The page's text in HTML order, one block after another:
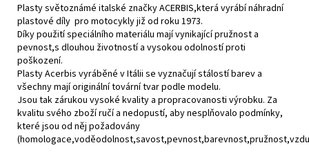
Plasty světoznámé italské značky ACERBIS,která vyrábí náhradní
plastové díly pro motocykly již od roku 1973.
Díky použití speciálního materiálu mají vynikající pružnost a
pevnost,s dlouhou životností a vysokou odolností proti
poškození.
Plasty Acerbis vyráběné v Itálii se vyznačují stálostí barev a
všechny mají originální tovární tvar podle modelu.
Jsou tak zárukou vysoké kvality a propracovanosti výrobku. Za
kvalitu svého zboží ručí a nedopustí, aby nesplňovalo podmínky,
které jsou od něj požadovány